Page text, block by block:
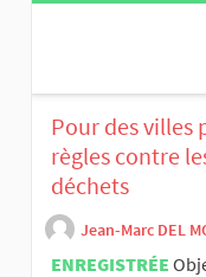
Pour des villes
règles contre
déchets
Jean-Marc DEL
ENREGISTRÉE